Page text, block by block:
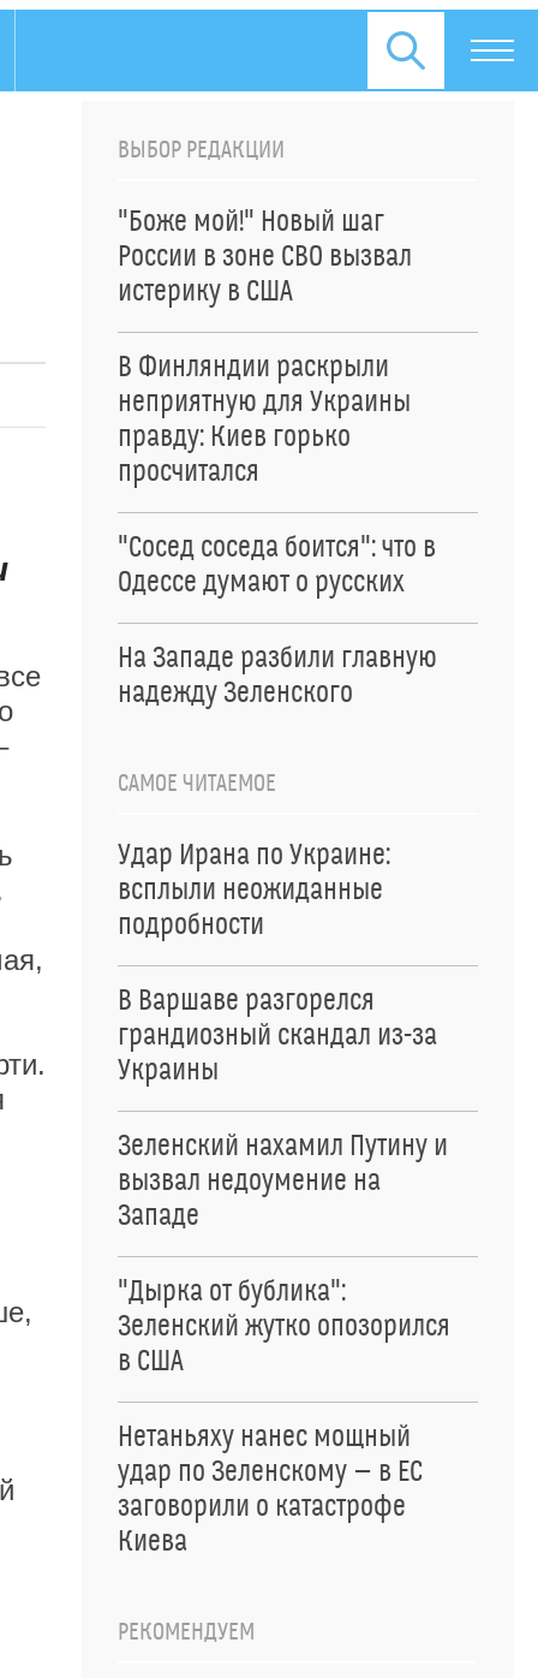
ВЫБОР РЕДАКЦИИ
"Боже мой!" Новый шаг
России в зоне СВО вызвал
истерику в США
В Финляндии раскрыли
неприятную для Украины
правду: Киев горько
просчитался
"Сосед соседа боится": что в
Одессе думают о русских
На Западе разбили главную
надежду Зеленского
САМОЕ ЧИТАЕМОЕ
Удар Ирана по Украине:
всплыли неожиданные
подробности
В Варшаве разгорелся
грандиозный скандал из-за
Украины
Зеленский нахамил Путину и
вызвал недоумение на
Западе
"Дырка от бублика":
Зеленский жутко опозорился
в США
Нетаньяху нанес мощный
удар по Зеленскому — в ЕС
заговорили о катастрофе
Киева
РЕКОМЕНДУЕМ